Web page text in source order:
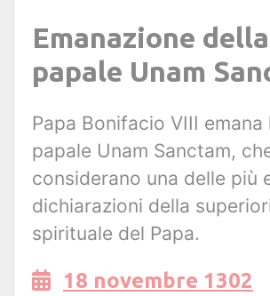
Emanazione
papale Unam
Papa Bonifacio VIII emana
papale Unam Sanctam,
considerano una delle più
dichiarazioni della
spirituale del Papa.
18 novembre 1302